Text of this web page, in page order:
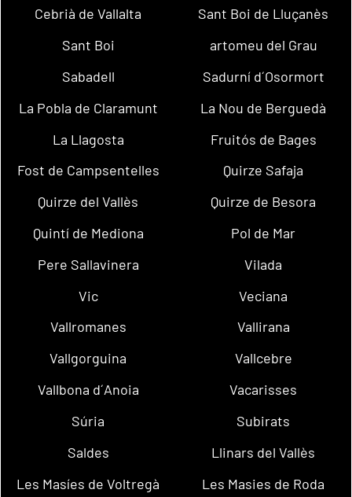
Cebrià de Vallalta
Sant Boi de Lluçanès
Sant Boi
artomeu del Grau
Sabadell
Sadurní d´Osormort
La Pobla de Claramunt
La Nou de Berguedà
La Llagosta
Fruitós de Bages
Fost de Campsentelles
Quirze Safaja
Quirze del Vallès
Quirze de Besora
Quintí de Mediona
Pol de Mar
Pere Sallavinera
Vilada
Vic
Veciana
Vallromanes
Vallirana
Vallgorguina
Vallcebre
Vallbona d´Anoia
Vacarisses
Súria
Subirats
Saldes
Llinars del Vallès
Les Masíes de Voltregà
Les Masies de Roda